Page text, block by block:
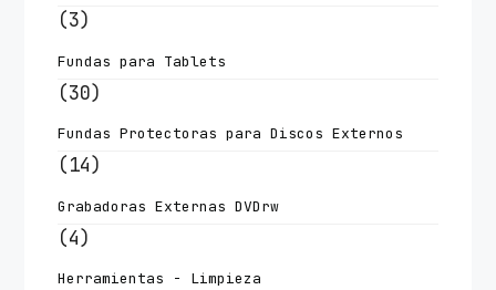
(3)
Fundas para Tablets
(30)
Fundas Protectoras para Discos Externos
(14)
Grabadoras Externas DVDrw
(4)
Herramientas - Limpieza